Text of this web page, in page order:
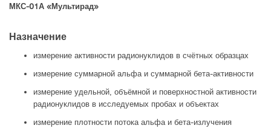
МКС-01А «Мультирад»
Назначение
измерение активности радионуклидов в счётных образцах
измерение суммарной альфа и суммарной бета-активности
измерение удельной, объёмной и поверхностной активности
радионуклидов в исследуемых пробах и объектах
измерение плотности потока альфа и бета-излучения